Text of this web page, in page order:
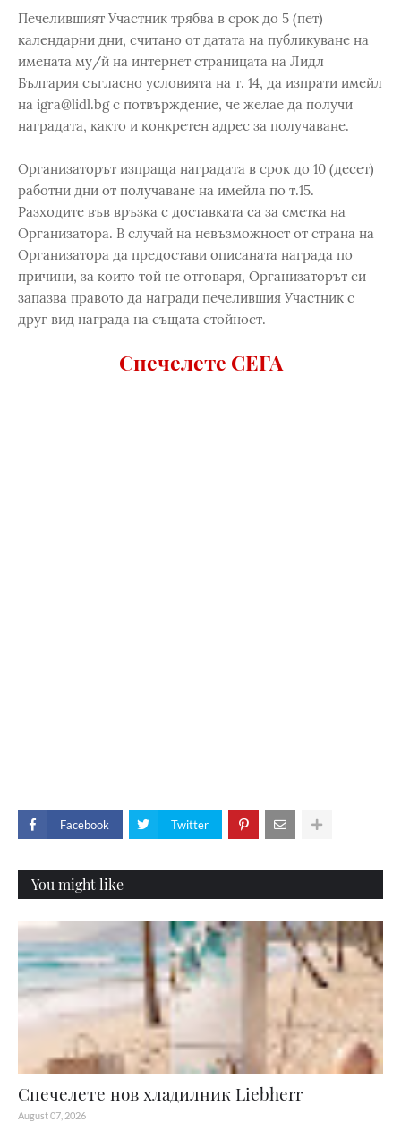
Печелившият Участник трябва в срок до 5 (пет)
календарни дни, считано от датата на публикуване на
имената му/й на интернет страницата на Лидл
България съгласно условията на т. 14, да изпрати имейл
на igra@lidl.bg с потвърждение, че желае да получи
наградата, както и конкретен адрес за получаване.
Организаторът изпраща наградата в срок до 10 (десет)
работни дни от получаване на имейла по т.15.
Разходите във връзка с доставката са за сметка на
Организатора. В случай на невъзможност от страна на
Организатора да предостави описаната награда по
причини, за които той не отговаря, Организаторът си
запазва правото да награди печелившия Участник с
друг вид награда на същата стойност.
Спечелете СЕГА
Facebook Twitter
You might like
Спечелете нов хладилник Liebherr
August 07, 2026